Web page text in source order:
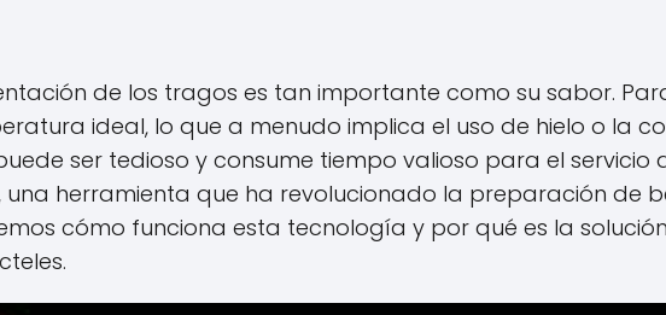
de los tragos es tan importante como su sabor.
ideal, lo que a menudo implica el uso de hielo o la
ser tedioso y consume tiempo valioso para el servicio
herramienta que ha revolucionado la preparación de
cómo funciona esta tecnología y por qué es la